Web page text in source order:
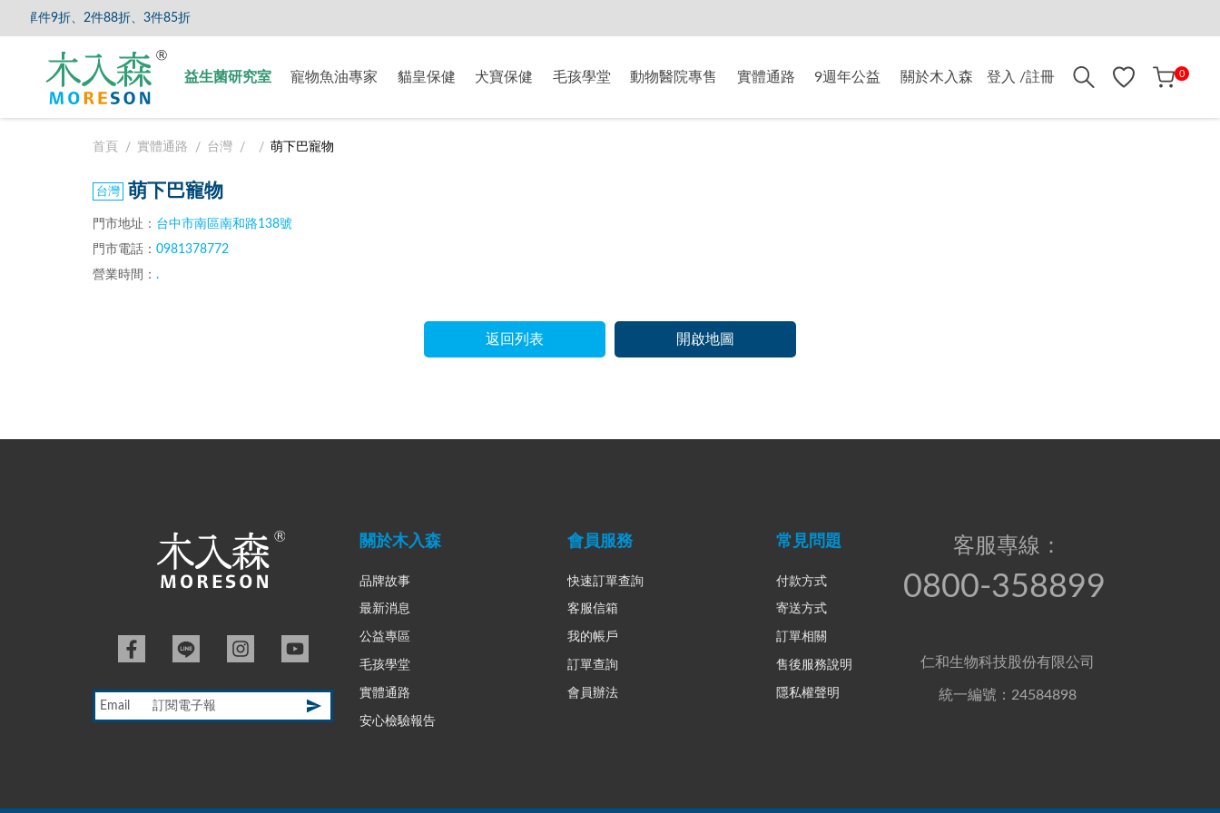
單件9折、2件88折、3件85折
益生菌研究室 寵物魚油專家 貓皇保健 犬寶保健 毛孩學堂 動物醫院專售 實體通路 9週年公益 關於木入森 登入 /註冊 0
首頁 實體通路 台灣 萌下巴寵物
萌下巴寵物
門市地址： 台中市南區南和路138號
門市電話： 0981378772
營業時間： .
返回列表 開啟地圖
客服專線：
0800-358899
仁和生物科技股份有限公司
統一編號：24584898
關於木入森
品牌故事
最新消息
公益專區
毛孩學堂
實體通路
安心檢驗報告
會員服務
快速訂單查詢
客服信箱
我的帳戶
訂單查詢
會員辦法
常見問題
付款方式
寄送方式
訂單相關
售後服務說明
隱私權聲明
Email